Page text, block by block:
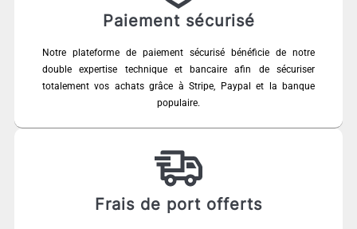
Paiement sécurisé
Notre plateforme de paiement sécurisé bénéficie de notre
double expertise technique et bancaire afin de sécuriser
totalement vos achats grâce à Stripe, Paypal et la banque
populaire.
Frais de port offerts